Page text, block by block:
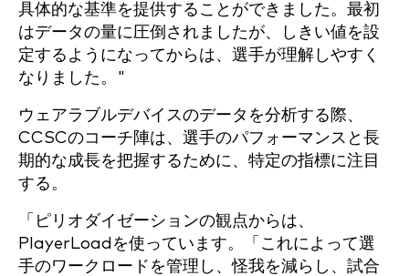
具体的な基準を提供することができました。最初
はデータの量に圧倒されましたが、しきい値を設
定するようになってからは、選手が理解しやすく
なりました。"
ウェアラブルデバイスのデータを分析する際、
CCSCのコーチ陣は、選手のパフォーマンスと長
期的な成長を把握するために、特定の指標に注目
する。
「ピリオダイゼーションの観点からは、
PlayerLoadを使っています。「これによって選
手のワークロードを管理し、怪我を減らし、試合